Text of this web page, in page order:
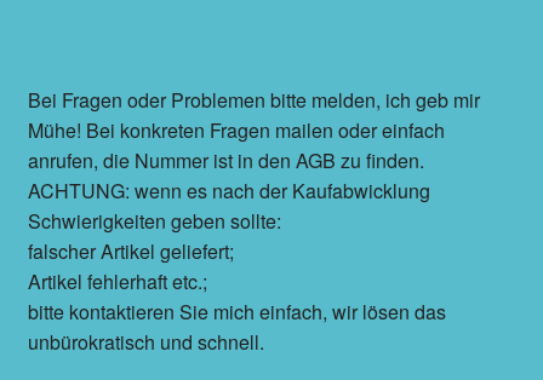
Bei Fragen oder Problemen bitte melden, ich geb mir
Mühe! Bei konkreten Fragen mailen oder einfach
anrufen, die Nummer ist in den AGB zu finden.
ACHTUNG: wenn es nach der Kaufabwicklung
Schwierigkeiten geben sollte:
falscher Artikel geliefert;
Artikel fehlerhaft etc.;
bitte kontaktieren Sie mich einfach, wir lösen das
unbürokratisch und schnell.